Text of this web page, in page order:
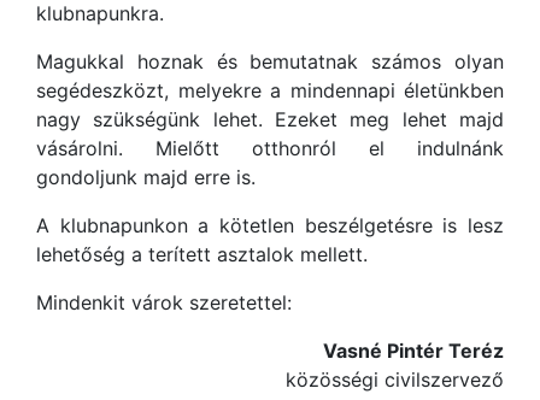
klubnapunkra.
Magukkal hoznak és bemutatnak számos olyan
segédeszközt, melyekre a mindennapi életünkben
nagy szükségünk lehet. Ezeket meg lehet majd
vásárolni. Mielőtt otthonról el indulnánk
gondoljunk majd erre is.
A klubnapunkon a kötetlen beszélgetésre is lesz
lehetőség a terített asztalok mellett.
Mindenkit várok szeretettel:
Vasné Pintér Teréz
közösségi civilszervező